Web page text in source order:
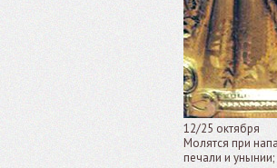
12/25 октября
Молятся при
печали и унынии;